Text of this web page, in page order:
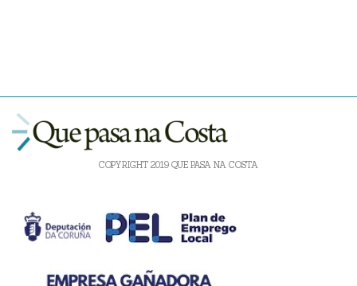
COPYRIGHT 2019 QUE PASA NA COSTA